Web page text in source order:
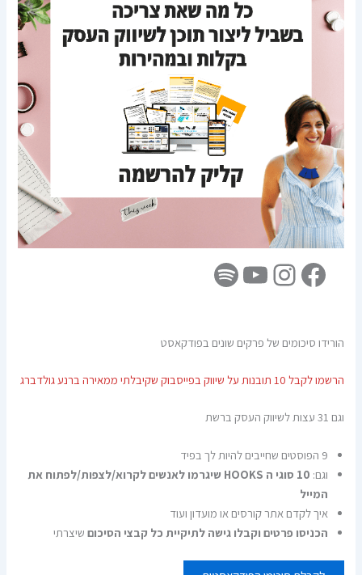
הורידו סיכומים של פרקים שונים בפודקאסט
הרשמו לקבל 10 תובנות על שיווק בפייסבוק שקיבלתי ממאירה ברנע גולדברג
וגם 31 עצות לשיווק העסק ברשת
9 הפוסטים שחייבים להיות לך בפיד
וגם:
10 סוגי ה HOOKS שיגרמו לאנשים לקרוא/לצפות/לפתוח את
המייל
איך לקדם אתר קורסים או מועדון ועוד
הכניסו פרטים וקבלו גישה לתיקיית כל קבצי הסיכום שיצרתי